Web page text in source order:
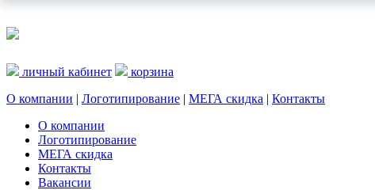
личный кабинет
корзина
О компании | Логотипирование | МЕГА скидка | Контакты
О компании
Логотипирование
МЕГА скидка
Контакты
Вакансии